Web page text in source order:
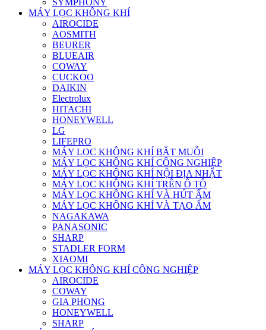
SYMPHONY
MÁY LỌC KHÔNG KHÍ
AIROCIDE
AOSMITH
BEURER
BLUEAIR
COWAY
CUCKOO
DAIKIN
Electrolux
HITACHI
HONEYWELL
LG
LIFEPRO
MÁY LỌC KHÔNG KHÍ BẮT MUỖI
MÁY LỌC KHÔNG KHÍ CÔNG NGHIỆP
MÁY LỌC KHÔNG KHÍ NỘI ĐỊA NHẬT
MÁY LỌC KHÔNG KHÍ TRÊN Ô TÔ
MÁY LỌC KHÔNG KHÍ VÀ HÚT ẨM
MÁY LỌC KHÔNG KHÍ VÀ TẠO ẨM
NAGAKAWA
PANASONIC
SHARP
STADLER FORM
XIAOMI
MÁY LỌC KHÔNG KHÍ CÔNG NGHIỆP
AIROCIDE
COWAY
GIA PHONG
HONEYWELL
SHARP